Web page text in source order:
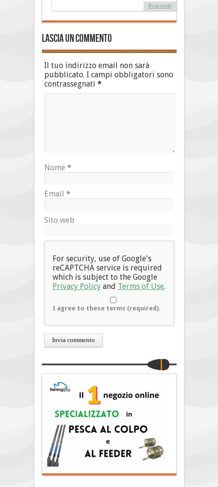
Rispondi
Lascia un commento
Il tuo indirizzo email non sarà
pubblicato. I campi obbligatori sono
contrassegnati *
Nome *
Email *
Sito web
For security, use of Google's
reCAPTCHA service is required
which is subject to the Google
Privacy Policyand Terms of Use.
I agree to these terms (required).